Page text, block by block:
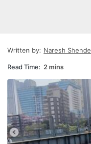
Written by: Naresh Shende
Read Time: 2 mins